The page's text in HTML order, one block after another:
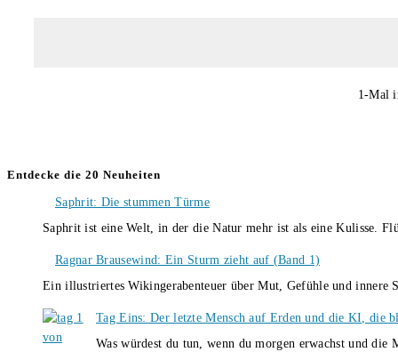
1-Mal
Entdecke die 20 Neuheiten
Saphrit: Die stummen Türme
Saphrit ist eine Welt, in der die Natur mehr ist als eine Kulisse.
Ragnar Brausewind: Ein Sturm zieht auf (Band 1)
Ein illustriertes Wikingerabenteuer über Mut, Gefühle und
Tag Eins: Der letzte Mensch auf Erden und die KI, die
Was würdest du tun, wenn du morgen erwachst und